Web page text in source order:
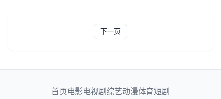
下一页
首页电影电视剧 综艺动漫体育短剧